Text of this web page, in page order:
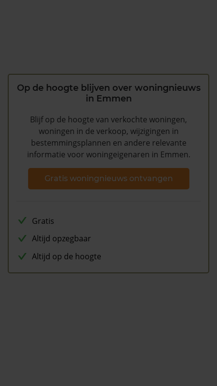
Op de hoogte blijven over woningnieuws
in Emmen
Blijf op de hoogte van verkochte woningen,
woningen in de verkoop, wijzigingen in
bestemmingsplannen en andere relevante
informatie voor woningeigenaren in Emmen.
Gratis woningnieuws ontvangen
Gratis
Altijd opzegbaar
Altijd op de hoogte